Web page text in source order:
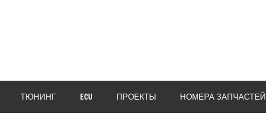
ТЮНИНГ ECU ПРОЕКТЫ НОМЕРА ЗАПЧАСТЕЙ